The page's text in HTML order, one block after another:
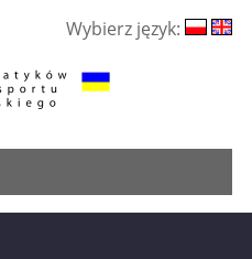
Wybierz język: